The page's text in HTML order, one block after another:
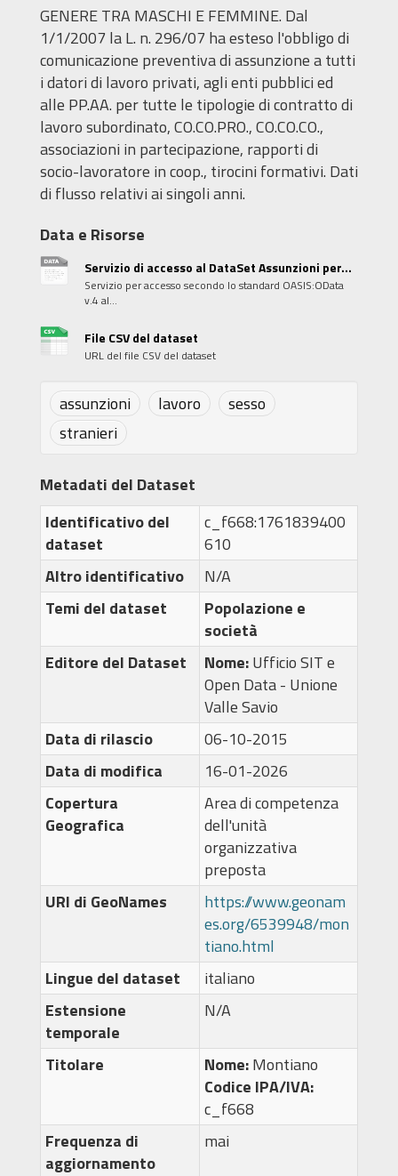
GENERE TRA MASCHI E FEMMINE. Dal
1/1/2007 la L. n. 296/07 ha esteso l'obbligo di
comunicazione preventiva di assunzione a tutti
i datori di lavoro privati, agli enti pubblici ed
alle PP.AA. per tutte le tipologie di contratto di
lavoro subordinato, CO.CO.PRO., CO.CO.CO.,
associazioni in partecipazione, rapporti di
socio-lavoratore in coop., tirocini formativi. Dati
di flusso relativi ai singoli anni.
Data e Risorse
Servizio di accesso al DataSet Assunzioni per...
Servizio per accesso secondo lo standard OASIS:OData
v.4 al...
File CSV del dataset
URL del file CSV del dataset
assunzioni lavoro
sesso
stranieri
Metadati del Dataset
Identificativo del
dataset
c_f668:1761839400
610
Altro identificativo
N/A
Temi del dataset
Popolazione e
società
Editore del Dataset
Nome:Ufficio SIT e
Open Data - Unione
Valle Savio
Data di rilascio
06-10-2015
Data di modifica
16-01-2026
Copertura
Geografica
Area di competenza
dell'unità
organizzativa
preposta
URI di GeoNames
https://www.geonam
es.org/6539948/mon
tiano.html
Lingue del dataset
italiano
Estensione
temporale
N/A
Titolare Nome:Montiano
Codice IPA/IVA:
c_f668
Frequenza di
aggiornamento
mai